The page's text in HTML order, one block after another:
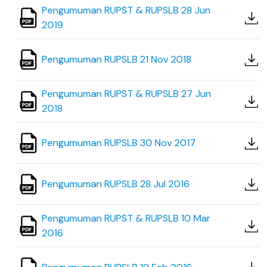
Pengumuman RUPST & RUPSLB 28 Jun
2019
Pengumuman RUPSLB 21 Nov 2018
Pengumuman RUPST & RUPSLB 27 Jun
2018
Pengumuman RUPSLB 30 Nov 2017
Pengumuman RUPSLB 28 Jul 2016
Pengumuman RUPST & RUPSLB 10 Mar
2016